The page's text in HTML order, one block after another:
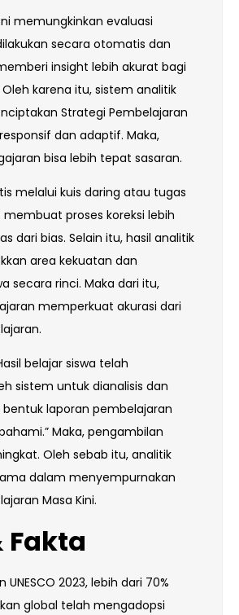
memungkinkan evaluasi
secara otomatis dan
insight lebih akurat bagi
karena itu, sistem analitik
Strategi Pembelajaran
dan adaptif. Maka,
bisa lebih tepat sasaran.
melalui kuis daring atau tugas
proses koreksi lebih
dari bias. Selain itu, hasil analitik
area kekuatan dan
secara rinci. Maka dari itu,
memperkuat akurasi dari
belajar siswa telah
sistem untuk dianalisis dan
laporan pembelajaran
Maka, pengambilan
Oleh sebab itu, analitik
dalam menyempurnakan
Masa Kini.
Fakta
2023, lebih dari 70%
global telah mengadopsi